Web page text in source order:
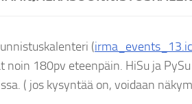
(
180pv eteenpäin. HiSu ja
( jos kysyntää on, voidaan